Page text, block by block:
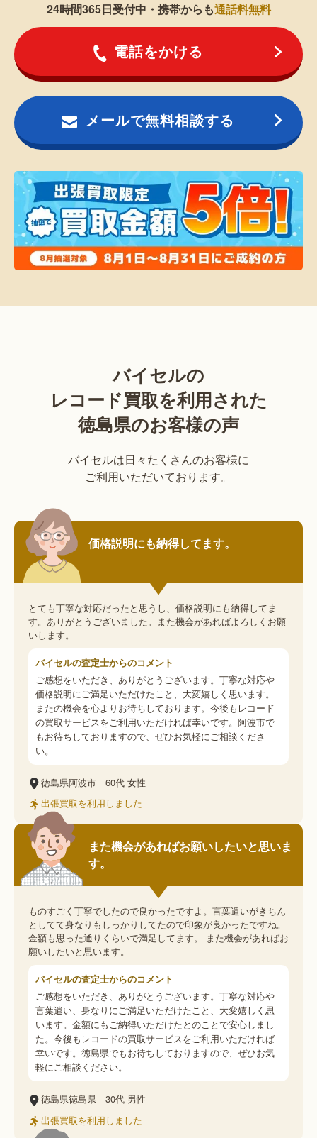
24時間365日受付中・携帯からも通話料無料
電話をかける
メールで無料相談する
バイセルの
レコード買取を利用された
徳島県のお客様の声
バイセルは日々たくさんのお客様に
ご利用いただいております。
価格説明にも納得してます。
とても丁寧な対応だったと思うし、価格説明にも納得してま
す。ありがとうございました。また機会があればよろしくお願
いします。
バイセルの査定士からのコメント
ご感想をいただき、ありがとうございます。丁寧な対応や
価格説明にご満足いただけたこと、大変嬉しく思います。
またの機会を心よりお待ちしております。今後もレコード
の買取サービスをご利用いただければ幸いです。阿波市で
もお待ちしておりますので、ぜひお気軽にご相談くださ
い。
徳島県阿波市 60代 女性
出張買取を利用しました
また機会があればお願いしたいと思いま
す。
ものすごく丁寧でしたので良かったですよ。言葉遣いがきちん
としてて身なりもしっかりしてたので印象が良かったですね。
金額も思った通りくらいで満足してます。 また機会があればお
願いしたいと思います。
バイセルの査定士からのコメント
ご感想をいただき、ありがとうございます。丁寧な対応や
言葉遣い、身なりにご満足いただけたこと、大変嬉しく思
います。金額にもご納得いただけたとのことで安心しまし
た。今後もレコードの買取サービスをご利用いただければ
幸いです。徳島県でもお待ちしておりますので、ぜひお気
軽にご相談ください。
徳島県徳島県 30代 男性
出張買取を利用しました